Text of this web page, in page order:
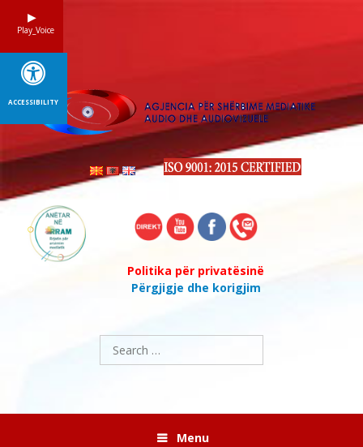
Politika për privatësinë
Përgjigje dhe korigjim
Search
for:
Menu
Play_Voice
ACCESSIBILITY